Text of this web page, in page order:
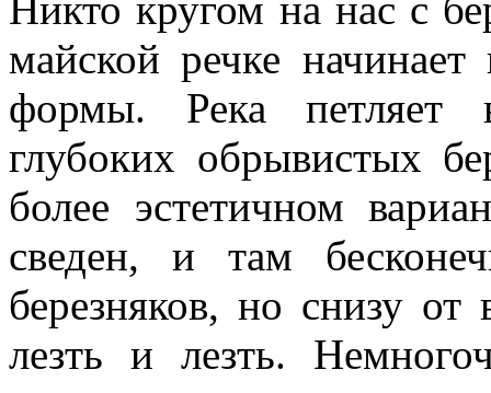
майской речке
формы. Река петляет
глубоких обрывистых
более эстетичном
сведен, и там
березняков, но снизу
лезть и лезть.